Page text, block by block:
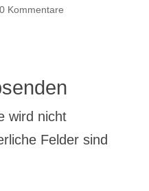
0 Kommentare
wird nicht
Felder sind